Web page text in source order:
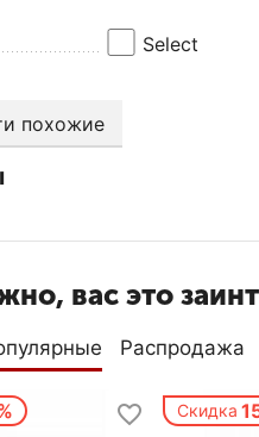
Select
похожие
вас это
Распродажа
Скидка